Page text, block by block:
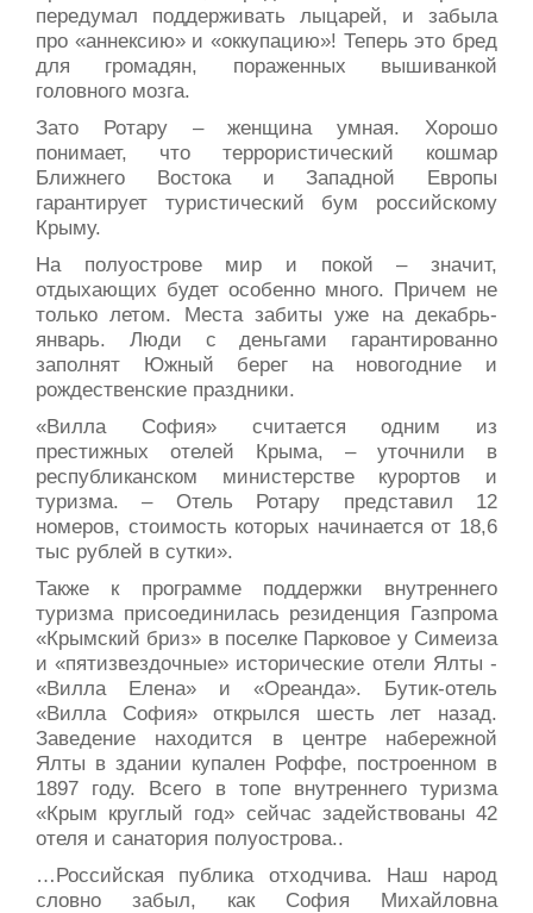
передумал поддерживать лыцарей, и забыла
про «аннексию» и «оккупацию»! Теперь это бред
для громадян, пораженных вышиванкой
головного мозга.
Зато Ротару – женщина умная. Хорошо
понимает, что террористический кошмар
Ближнего Востока и Западной Европы
гарантирует туристический бум российскому
Крыму.
На полуострове мир и покой – значит,
отдыхающих будет особенно много. Причем не
только летом. Места забиты уже на декабрь-
январь. Люди с деньгами гарантированно
заполнят Южный берег на новогодние и
рождественские праздники.
«Вилла София» считается одним из
престижных отелей Крыма, – уточнили в
республиканском министерстве курортов и
туризма. – Отель Ротару представил 12
номеров, стоимость которых начинается от 18,6
тыс рублей в сутки».
Также к программе поддержки внутреннего
туризма присоединилась резиденция Газпрома
«Крымский бриз» в поселке Парковое у Симеиза
и «пятизвездочные» исторические отели Ялты -
«Вилла Елена» и «Ореанда». Бутик-отель
«Вилла София» открылся шесть лет назад.
Заведение находится в центре набережной
Ялты в здании купален Роффе, построенном в
1897 году. Всего в топе внутреннего туризма
«Крым круглый год» сейчас задействованы 42
отеля и санатория полуострова..
…Российская публика отходчива. Наш народ
словно забыл, как София Михайловна